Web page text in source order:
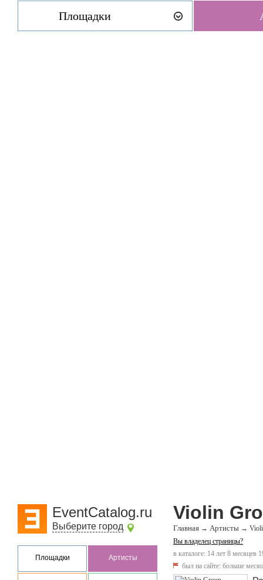
Площадки
EventCatalog.ru
Выберите город
Площадки Артисты
Violin
Главная → Артисты →
Вы владелец страницы?
в каталоге: 14 лет 8 месяцев
был на сайте: больше